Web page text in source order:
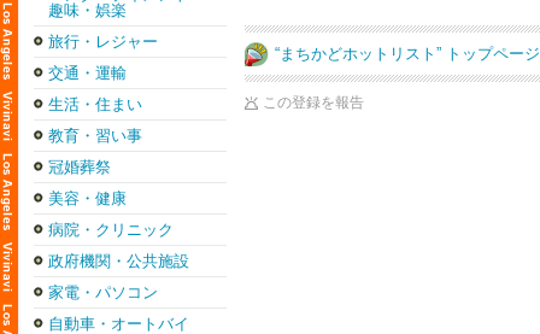
趣味・娯楽
旅行・レジャー
交通・運輸
生活・住まい
教育・習い事
冠婚葬祭
美容・健康
病院・クリニック
政府機関・公共施設
家電・パソコン
自動車・オートバイ
“まちかどホットリスト” トップペー
この登録を報告